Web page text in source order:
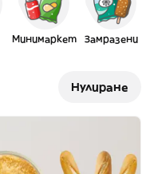
Минимаркет Замразени
Нулиране